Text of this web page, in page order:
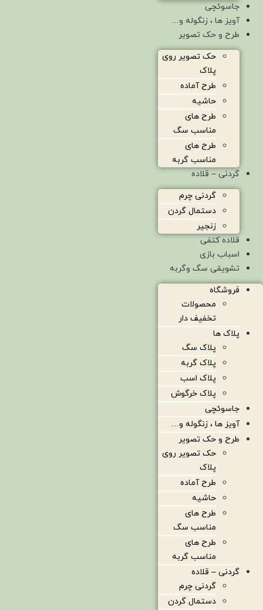
جاسوئچی
آویز ها ، زنگوله و…
طرح و حک تصویر
حک تصویر روی
پلاک
طرح آماده
حاشیه
طرح های
مناسب سگ
طرح های
مناسب گربه
گردنی – قلاده
گردنی چرم
دستمال گردن
زنجیر
قلاده کتفی
اسباب بازی
تشویقی سگ وگربه
فروشگاه
محصولات
تخفیف دار
پلاک ها
پلاک سگ
پلاک گربه
پلاک اسب
پلاک خرگوش
جاسوئچی
آویز ها ، زنگوله و…
طرح و حک تصویر
حک تصویر روی
پلاک
طرح آماده
حاشیه
طرح های
مناسب سگ
طرح های
مناسب گربه
گردنی – قلاده
گردنی چرم
دستمال گردن